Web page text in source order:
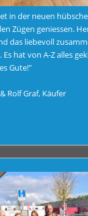
in der neuen
Zügen geniessen.
das liebevoll
hat von A-Z alles
Gute!"
Rolf Graf, Käufer